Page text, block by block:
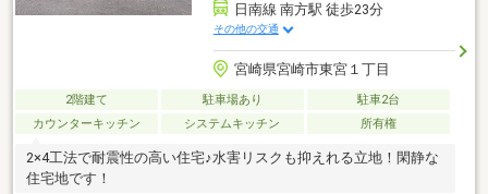
日南線 南方駅 徒歩23分
その他の交通
宮崎県宮崎市東宮１丁目
2階建て 駐車場あり
駐車2台
カウンターキッチン
システムキッチン 所有権
2×4工法で耐震性の高い住宅♪水害リスクも抑えれる立地！閑静な
住宅地です！